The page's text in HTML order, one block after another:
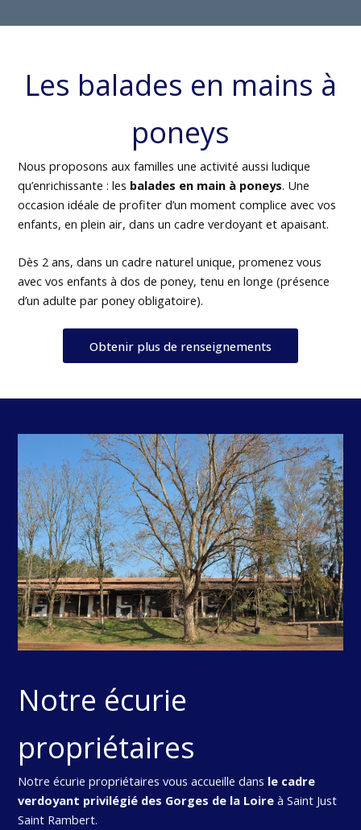
Les balades en mains à
poneys
Nous proposons aux familles une activité aussi ludique
qu’enrichissante : les balades en main à poneys. Une
occasion idéale de profiter d’un moment complice avec vos
enfants, en plein air, dans un cadre verdoyant et apaisant.
Dès 2 ans, dans un cadre naturel unique, promenez vous
avec vos enfants à dos de poney, tenu en longe (présence
d’un adulte par poney obligatoire).
Obtenir plus de renseignements
Notre écurie
propriétaires
Notre écurie propriétaires vous accueille dans le cadre
verdoyant privilégié des Gorges de la Loireà Saint Just
Saint Rambert.